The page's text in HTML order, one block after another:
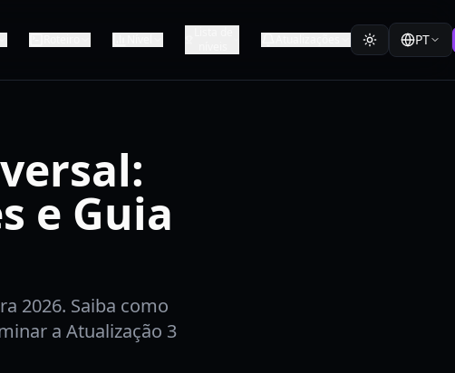
PT
e Guia
2026. Saiba como
a Atualização 3